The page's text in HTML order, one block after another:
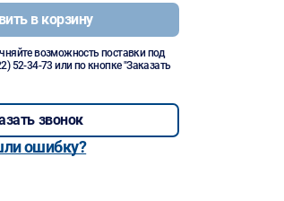
в корзину
возможность поставки под
52-34-73 или по кнопке "Заказать
звонок
ошибку?